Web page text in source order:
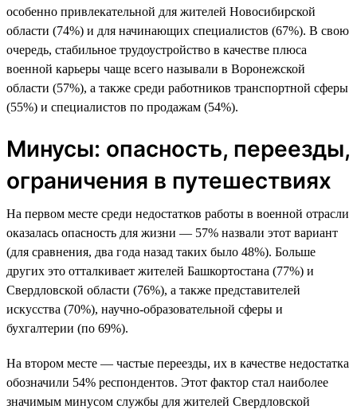
особенно привлекательной для жителей Новосибирской
области (74%) и для начинающих специалистов (67%). В свою
очередь, стабильное трудоустройство в качестве плюса
военной карьеры чаще всего называли в Воронежской
области (57%), а также среди работников транспортной сферы
(55%) и специалистов по продажам (54%).
Минусы: опасность, переезды,
ограничения в путешествиях
На первом месте среди недостатков работы в военной отрасли
оказалась опасность для жизни — 57% назвали этот вариант
(для сравнения, два года назад таких было 48%). Больше
других это отталкивает жителей Башкортостана (77%) и
Свердловской области (76%), а также представителей
искусства (70%), научно-образовательной сферы и
бухгалтерии (по 69%).
На втором месте — частые переезды, их в качестве недостатка
обозначили 54% респондентов. Этот фактор стал наиболее
значимым минусом службы для жителей Свердловской